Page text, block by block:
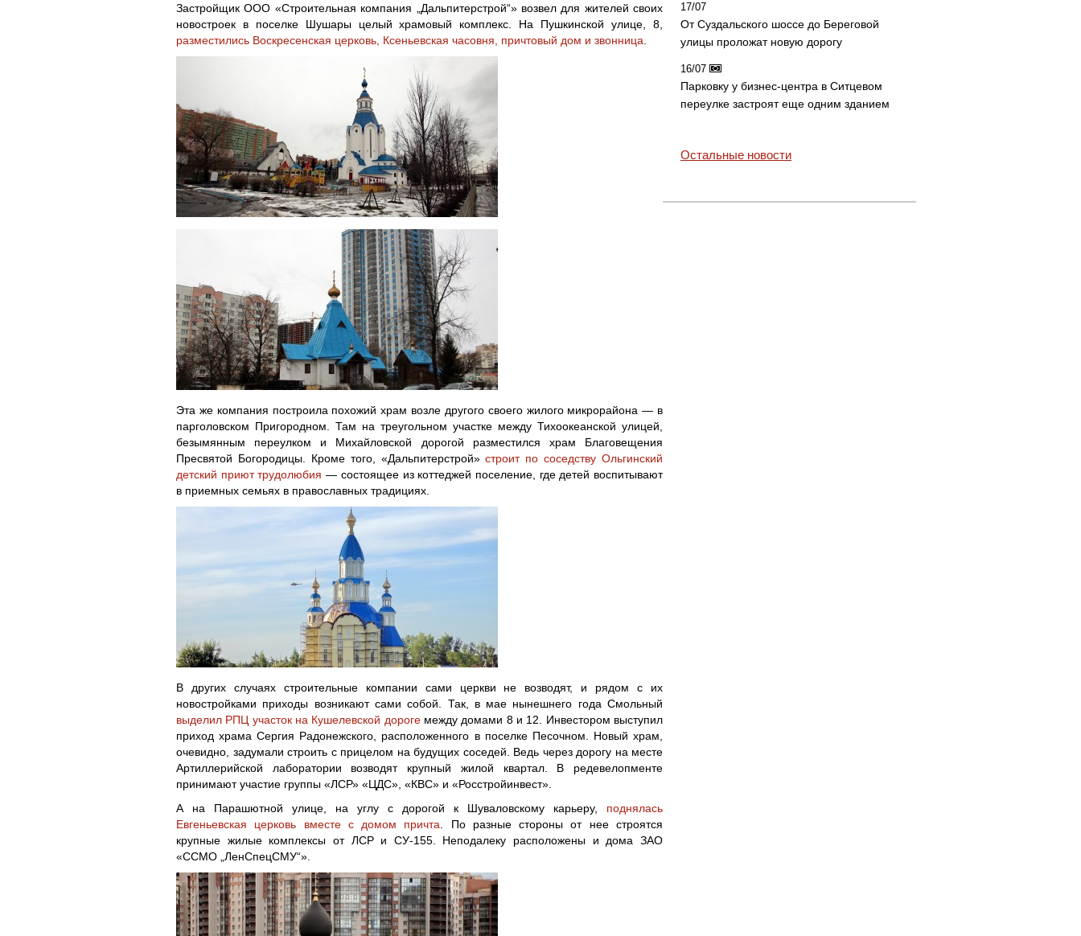
Застройщик ООО «Строительная компания „Дальпитерстрой“» возвел для жителей своих
новостроек в поселке Шушары целый храмовый комплекс. На Пушкинской улице, 8,
разместились Воскресенская церковь, Ксеньевская часовня, причтовый дом и звонница
Эта же компания построила похожий храм возле другого своего жилого микрорайона — в
парголовском Пригородном. Там на треугольном участке между Тихоокеанской улицей,
безымянным переулком и Михайловской дорогой разместился храм Благовещения
Пресвятой Богородицы. Кроме того, «Дальпитерстрой»строит по соседству Ольгинский
детский приют трудолюбия — состоящее из коттеджей поселение, где детей воспитывают
в приемных семьях в православных традициях.
В других случаях строительные компании сами церкви не возводят, и рядом с их
новостройками приходы возникают сами собой. Так, в мае нынешнего года Смольный
выделил РПЦ участок на Кушелевской дорогемежду домами 8 и 12. Инвестором выступил
приход храма Сергия Радонежского, расположенного в поселке Песочном. Новый храм,
очевидно, задумали строить с прицелом на будущих соседей. Ведь через дорогу на месте
Артиллерийской лаборатории возводят крупный жилой квартал. В редевелопменте
принимают участие группы «ЛСР» «ЦДС», «КВС» и «Росстройинвест».
А на Парашютной улице, на углу с дорогой к Шуваловскому карьеру, поднялась
Евгеньевская церковь вместе с домом причта . По разные стороны от нее строятся
крупные жилые комплексы от ЛСР и СУ-155. Неподалеку расположены и дома ЗАО
«ССМО „ЛенСпецСМУ“».
17/07
От Суздальского шоссе до Береговой
улицы проложат новую дорогу
16/07
Парковку у бизнес-центра в Ситцевом
переулке застроят еще одним зданием
Остальные новости